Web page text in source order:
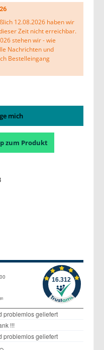
12.08.2026 haben wir
Zeit nicht erreichbar.
stehen wir - wie
Nachrichten und
Bestelleingang
mich
zum Produkt